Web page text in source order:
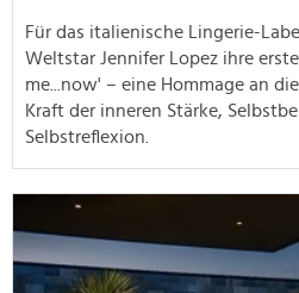
Für das italienische Lingerie-
Weltstar Jennifer Lopez ihre
me...now' – eine Hommage an
Kraft der inneren Stärke,
Selbstreflexion.